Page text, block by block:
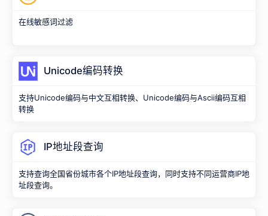
在线敏感词过滤
Unicode编码转换
支持Unicode编码与中文互相转换、Unicode编码与Ascii编码互相
转换
IP地址段查询
支持查询全国省份城市各个IP地址段查询，同时支持不同运营商IP地
址段查询。